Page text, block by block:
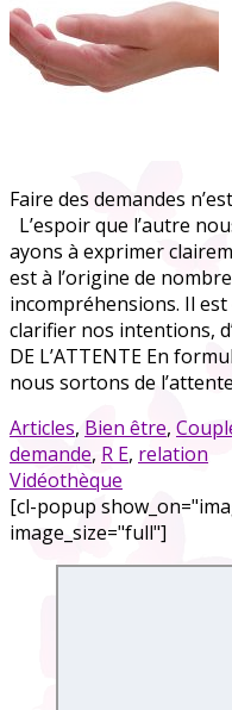
Faire des demandes
L’espoir que l’autre
ayons à exprimer
est à l’origine de
incompréhensions. Il
clarifier nos intentions,
DE L’ATTENTE En
nous sortons de
Articles, Bien être,
demande, R E, relation
Vidéothèque
[cl-popup
image_size="full"]